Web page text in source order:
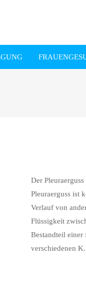
Der
Pleuraerguss ist
Verlauf von
Flüssigkeit
Bestandteil
verschiedenen